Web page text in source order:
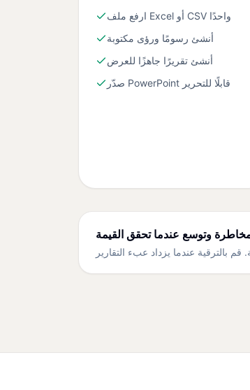
ارفع ملف Excel أو CSV واحدًا
أنشئ رسومًا ورؤى مكتوبة
أنشئ تقريرًا جاهزًا للعرض
صدّر PowerPoint قابلًا للتحرير